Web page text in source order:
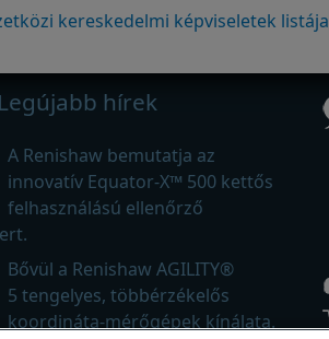
kereskedelmi képviseletek listája
Legújabb hírek
A Renishaw bemutatja az
innovatív Equator-X™ 500 kettős
felhasználású ellenőrző
Bővül a Renishaw AGILITY®
5 tengelyes, többérzékelős
koordináta-mérőgépek kínálata.